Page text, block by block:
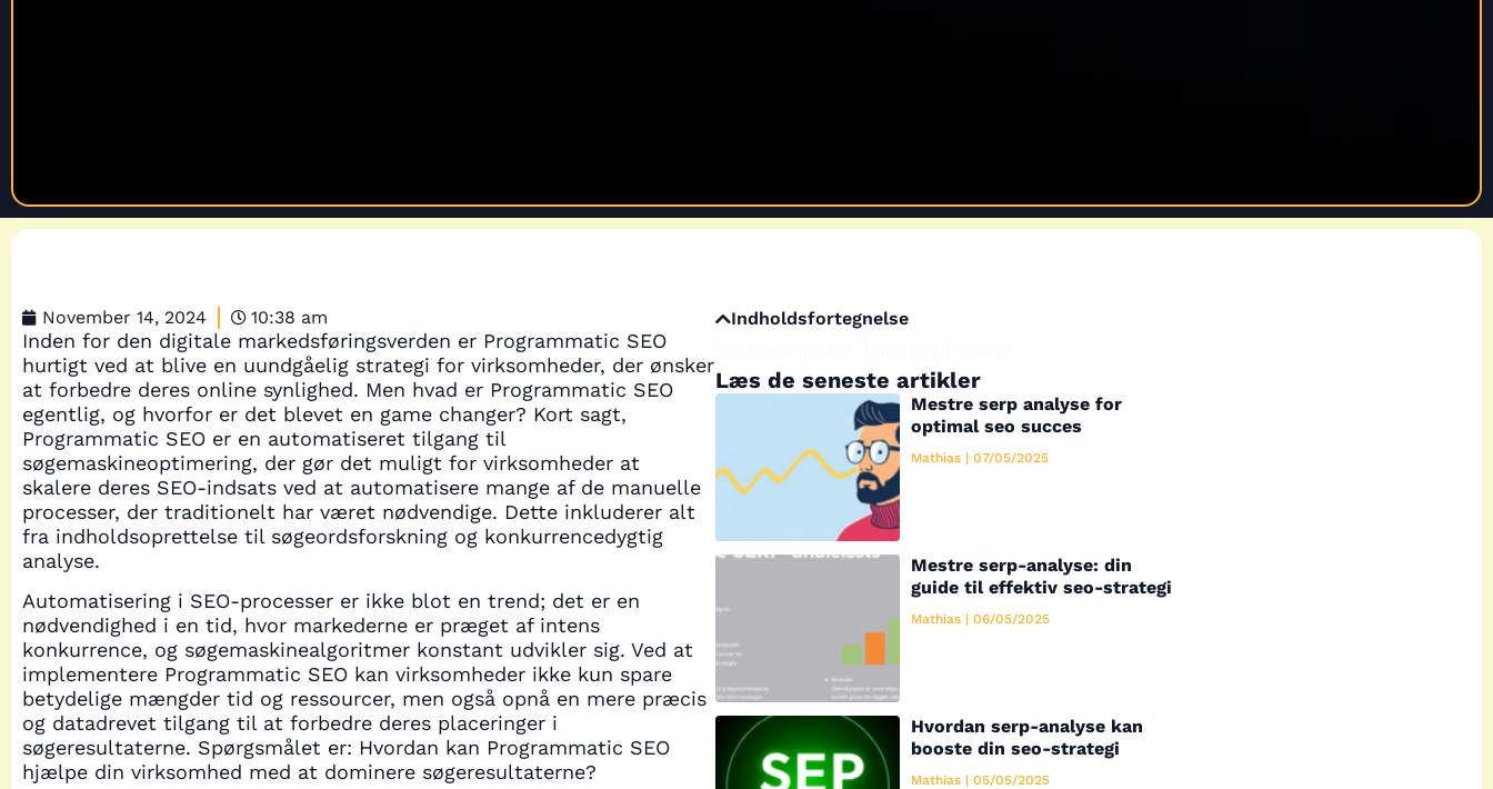
Indholdsfortegnelse
Læs de seneste artikler
Mestre serp analyse for
optimal seo succes
Mathias 07/05/2025
Mestre serp-analyse: din
guide til effektiv seo-strategi
Mathias 06/05/2025
Hvordan serp-analyse kan
booste din seo-strategi
Mathias 05/05/2025
November 14, 2024 10:38 am
Inden for den digitale markedsføringsverden er Programmatic SEO
hurtigt ved at blive en uundgåelig strategi for virksomheder, der ønsker
at forbedre deres online synlighed. Men hvad er Programmatic SEO
egentlig, og hvorfor er det blevet en game changer? Kort sagt,
Programmatic SEO er en automatiseret tilgang til
søgemaskineoptimering, der gør det muligt for virksomheder at
skalere deres SEO-indsats ved at automatisere mange af de manuelle
processer, der traditionelt har været nødvendige. Dette inkluderer alt
fra indholdsoprettelse til søgeordsforskning og konkurrencedygtig
analyse.
Automatisering i SEO-processer er ikke blot en trend; det er en
nødvendighed i en tid, hvor markederne er præget af intens
konkurrence, og søgemaskinealgoritmer konstant udvikler sig. Ved at
implementere Programmatic SEO kan virksomheder ikke kun spare
betydelige mængder tid og ressourcer, men også opnå en mere præcis
og datadrevet tilgang til at forbedre deres placeringer i
søgeresultaterne. Spørgsmålet er: Hvordan kan Programmatic SEO
hjælpe din virksomhed med at dominere søgeresultaterne?